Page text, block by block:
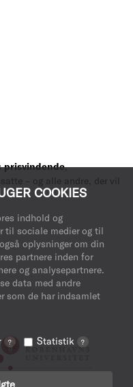
COOKIES
indhold og
til sociale medier og til
oplysninger om din
partnere inden for
og analysepartnere.
data med andre
som de har indsamlet
? Statistik ?
prisvindende,
– og alle andre, der vil